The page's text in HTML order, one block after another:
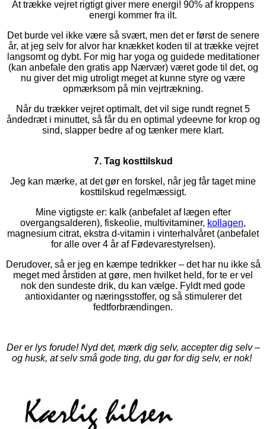
At trække vejret rigtigt giver mere energi! 90% af kroppens
energi kommer fra ilt.
Det burde vel ikke være så svært, men det er først de senere
år, at jeg selv for alvor har knækket koden til at trække vejret
langsomt og dybt. For mig har yoga og guidede meditationer
(kan anbefale den gratis app Nærvær) været gode til det, og
nu giver det mig utroligt meget at kunne styre og være
opmærksom på min vejrtrækning.
Når du trækker vejret optimalt, det vil sige rundt regnet 5
åndedræt i minuttet, så får du en optimal ydeevne for krop og
sind, slapper bedre af og tænker mere klart.
7. Tag kosttilskud
Jeg kan mærke, at det gør en forskel, når jeg får taget mine
kosttilskud regelmæssigt.
Mine vigtigste er: kalk (anbefalet af lægen efter
overgangsalderen), fiskeolie, multivitaminer, kollagen,
magnesium citrat, ekstra d-vitamin i vinterhalvåret (anbefalet
for alle over 4 år af Fødevarestyrelsen).
Derudover, så er jeg en kæmpe tedrikker – det har nu ikke så
meget med årstiden at gøre, men hvilket held, for te er vel
nok den sundeste drik, du kan vælge. Fyldt med gode
antioxidanter og næringsstoffer, og så stimulerer det
fedtforbrændingen.
Der er lys forude! Nyd det, mærk dig selv, accepter dig selv –
og husk, at selv små gode ting, du gør for dig selv, er nok!